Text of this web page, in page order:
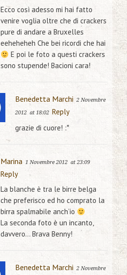
Ecco così adesso mi hai fatto
venire voglia oltre che di crackers
pure di andare a Bruxelles
eeheheheh Che bei ricordi che hai
E poi le foto a questi crackers
sono stupende! Bacioni cara!
Benedetta Marchi 2 Novembre
2012 at 18:02 Reply
grazie di cuore! :*
Marina 1 Novembre 2012 at 23:09
Reply
La blanche è tra le birre belga
che preferisco ed ho comprato la
birra spalmabile anch’io
La seconda foto è un incanto,
davvero… Brava Benny!
Benedetta Marchi 2 Novembre